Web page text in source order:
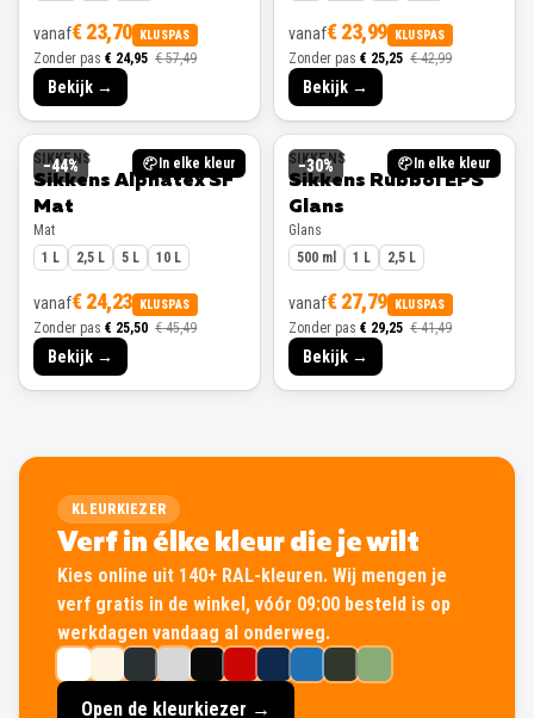
vanaf€ 23,70 KLUSPAS
Zonder pas € 24,95 € 57,49
Bekijk →
vanaf€ 23,99 KLUSPAS
Zonder pas € 25,25 € 42,99
Bekijk →
−44% In elke kleur
SIKKENS
Sikkens Alphatex SF
Mat
Mat
1 L
2,5 L 5 L 10 L
vanaf€ 24,23 KLUSPAS
Zonder pas € 25,50 € 45,49
Bekijk →
−30% In elke kleur
SIKKENS
Sikkens Rubbol EPS
Glans
Glans
500 ml
1 L 2,5 L
vanaf€ 27,79 KLUSPAS
Zonder pas € 29,25 € 41,49
Bekijk →
KLEURKIEZER
Verf in élke kleur die je wilt
Kies online uit 140+ RAL-kleuren. Wij mengen je
verf gratis in de winkel, vóór 09:00 besteld is op
werkdagen vandaag al onderweg.
Open de kleurkiezer →